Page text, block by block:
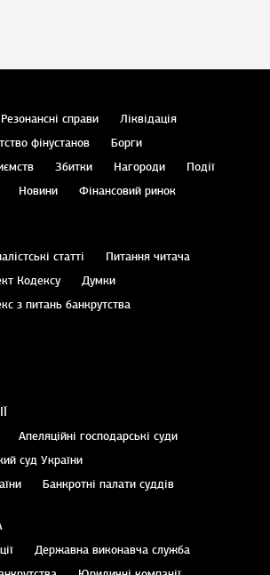
Резонансні справи
Ліквідація
фінустанов
Борги
Збитки Нагороди
Події
Новини Фінансовий ринок
статті
Питання читача
Кодексу
Думки
з питань банкрутства
Апеляційні господарські суди
суд України
Банкротні палати суддів
Державна виконавча служба